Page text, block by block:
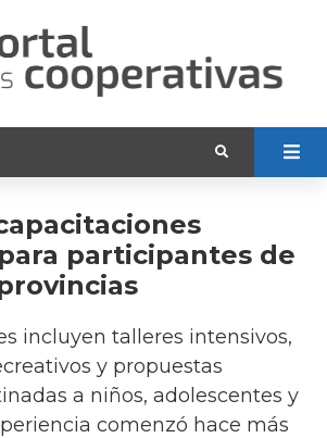
participantes de
incluyen talleres intensivos,
y propuestas
a niños, adolescentes y
comenzó hace más